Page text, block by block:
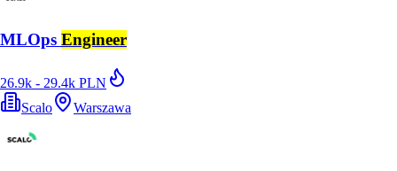
MLOps Engineer
26.9k - 29.4k PLN
Scalo
Warszawa